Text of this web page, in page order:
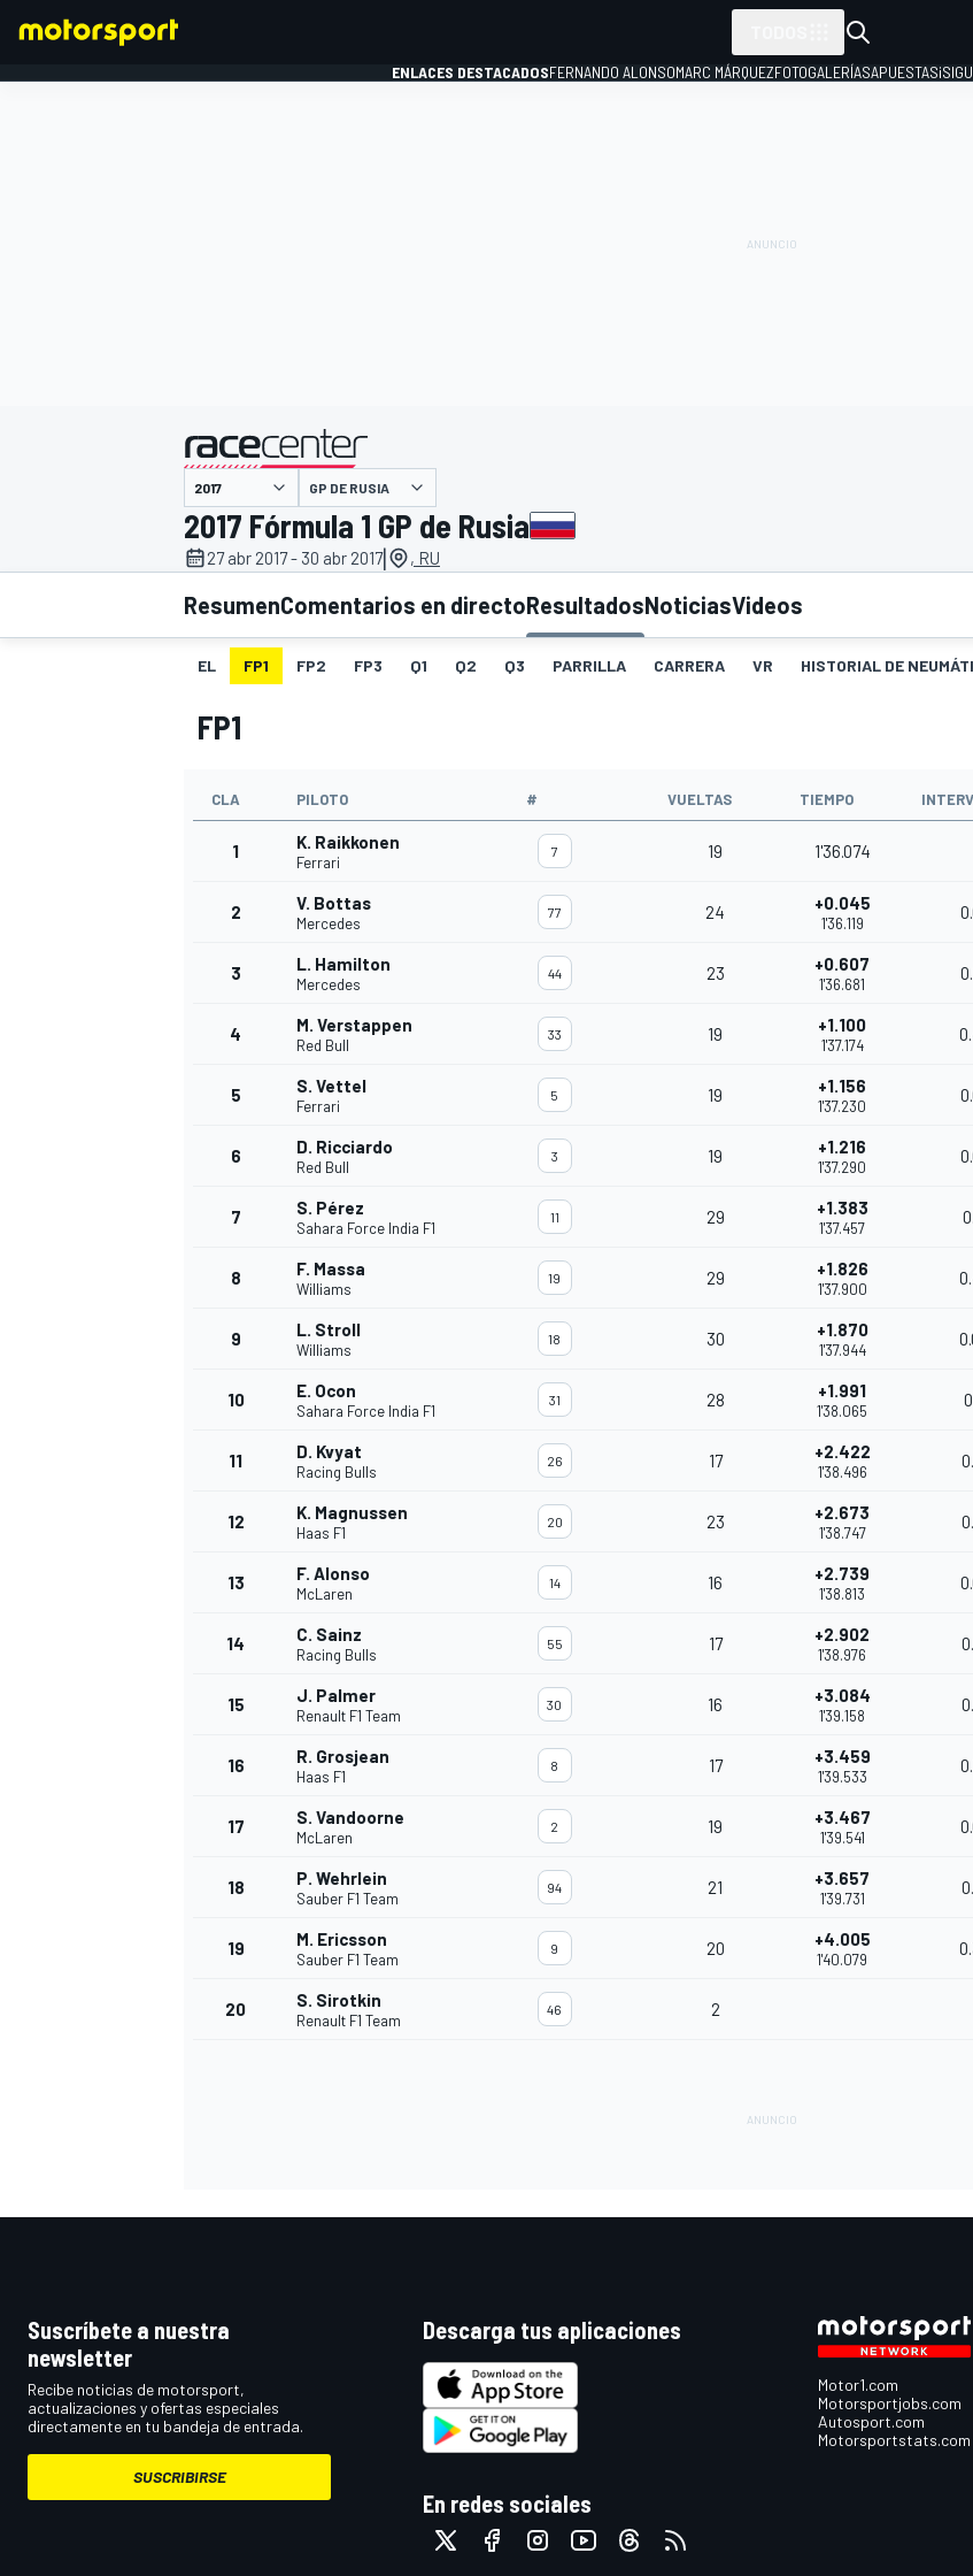
INDYCAR WRC
ENLACES DESTACADOSFERNANDO ALONSOMARC MÁRQUEZFOTOGALERÍASAPUESTAS
presentado por
GP DE RUSIA
2017 Fórmula 1 GP de Rusia
27 abr 2017 - 30 abr 2017| , RU
ResumenComentarios en directoResultadosNoticiasVideos
EL FP1 FP2 FP3 Q1 Q2 Q3 PARRILLA CARRERA VR HISTORIAL DE
FP1
CLA PILOTO # VUELTAS TIEMPO
1 K. Raikkonen
Ferrari
7 19 1'36.074
2 V. Bottas
Mercedes
77 24 +0.045
1'36.119
3 L. Hamilton
Mercedes
44 23 +0.607
1'36.681
4 M. Verstappen
Red Bull
33 19 +1.100
1'37.174
5 S. Vettel
Ferrari
5 19 +1.156
1'37.230
6 D. Ricciardo
Red Bull
3 19 +1.216
1'37.290
7 S. Pérez
Sahara Force India F1
11 29 +1.383
1'37.457
8 F. Massa
Williams
19 29 +1.826
1'37.900
9 L. Stroll
Williams
18 30 +1.870
1'37.944
10 E. Ocon
Sahara Force India F1
31 28 +1.991
1'38.065
11 D. Kvyat
Racing Bulls
26 17 +2.422
1'38.496
12 K. Magnussen
Haas F1
20 23 +2.673
1'38.747
13 F. Alonso
McLaren
14 16 +2.739
1'38.813
14 C. Sainz
Racing Bulls
55 17 +2.902
1'38.976
15 J. Palmer
Renault F1 Team
30 16 +3.084
1'39.158
16 R. Grosjean
Haas F1
8 17 +3.459
1'39.533
17 S. Vandoorne
McLaren
2 19 +3.467
1'39.541
18 P. Wehrlein
Sauber F1 Team
94 21 +3.657
1'39.731
19 M. Ericsson
Sauber F1 Team
9 20 +4.005
1'40.079
20 S. Sirotkin
Renault F1 Team
46 2
Suscríbete a nuestra
newsletter
Recibe noticias de motorsport,
actualizaciones y ofertas especiales
directamente en tu bandeja de entrada.
SUSCRIBIRSE
Descarga tus aplicaciones
En redes sociales
Motor1.com
Motorsportjobs.com
Autosport.com
Motorsportstats.com